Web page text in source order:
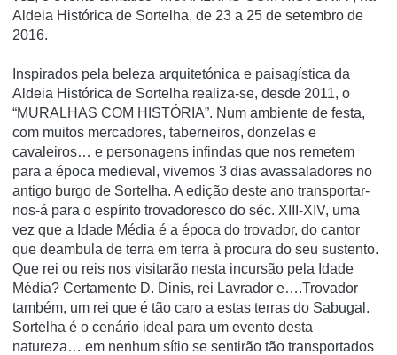
Aldeia Histórica de Sortelha, de 23 a 25 de setembro de
2016.
Inspirados pela beleza arquitetónica e paisagística da
Aldeia Histórica de Sortelha realiza-se, desde 2011, o
“MURALHAS COM HISTÓRIA”. Num ambiente de festa,
com muitos mercadores, taberneiros, donzelas e
cavaleiros… e personagens infindas que nos remetem
para a época medieval, vivemos 3 dias avassaladores no
antigo burgo de Sortelha. A edição deste ano transportar-
nos-á para o espírito trovadoresco do séc. XIII-XIV, uma
vez que a Idade Média é a época do trovador, do cantor
que deambula de terra em terra à procura do seu sustento.
Que rei ou reis nos visitarão nesta incursão pela Idade
Média? Certamente D. Dinis, rei Lavrador e….Trovador
também, um rei que é tão caro a estas terras do Sabugal.
Sortelha é o cenário ideal para um evento desta
natureza… em nenhum sítio se sentirão tão transportados